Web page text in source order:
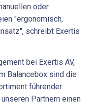
oder
"ergonomisch,
schreibt Exertis
bei Exertis AV,
Balancebox sind die
führender
Partnern einen